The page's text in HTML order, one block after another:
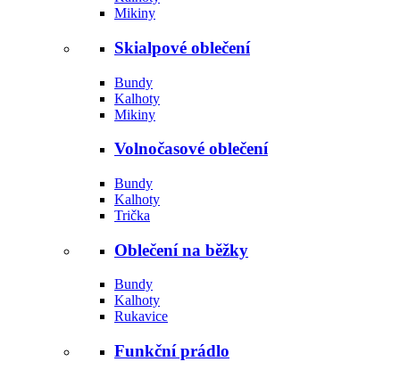
Mikiny
Skialpové oblečení
Bundy
Kalhoty
Mikiny
Volnočasové oblečení
Bundy
Kalhoty
Trička
Oblečení na běžky
Bundy
Kalhoty
Rukavice
Funkční prádlo